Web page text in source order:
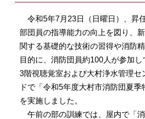
令和5年7月23日（日曜日）、昇
部団員の指導能力の向上を図り、
関する基礎的な技術の習得や消防
目的に、消防団員約100人が参加
3階視聴覚室および大村浄水管理セ
ドで「令和5年度大村市消防団夏季
を実施しました。
午前の部の訓練では、屋内で「